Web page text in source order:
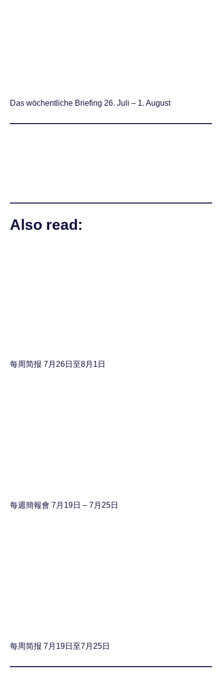
Das wöchentliche Briefing 26. Juli – 1. August
Also read:
每周简报 7月26日至8月1日
每週簡報會 7月19日 – 7月25日
每周简报 7月19日至7月25日